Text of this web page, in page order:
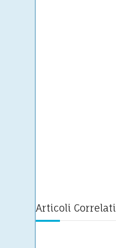
Articoli Correlati